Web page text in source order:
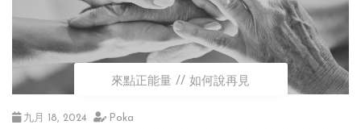
來點正能量 如何說再見
九月 18, 2024 Poka